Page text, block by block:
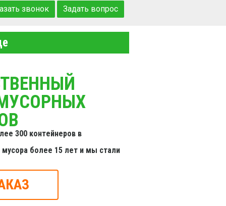
звонок Задать вопрос
300 контейнеров в
более 15 лет и мы стали